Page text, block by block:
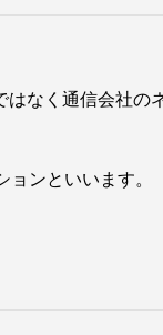
なく通信会社の
ンといいます。